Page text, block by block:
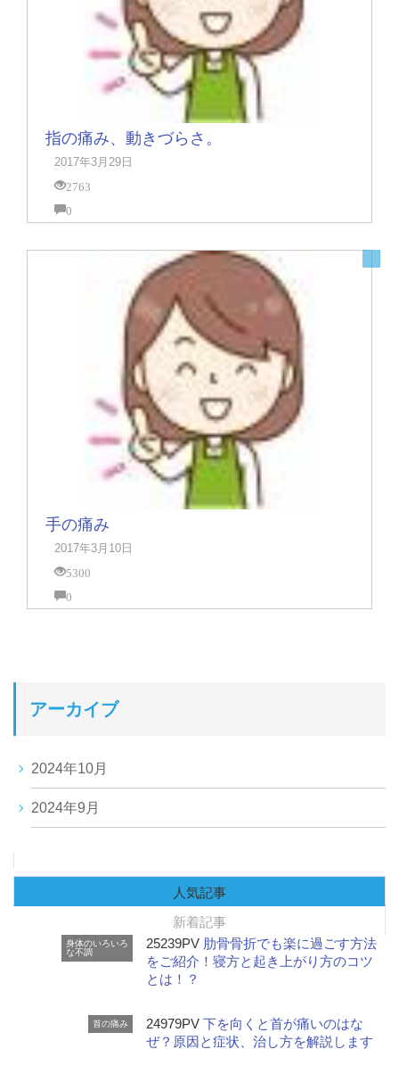
指の痛み、動きづらさ。
2017年3月29日
2763
0
手の痛み
2017年3月10日
5300
0
アーカイブ
2024年10月
2024年9月
人気記事
新着記事
身体のいろいろ
な不調
25239PV 肋骨骨折でも楽に過ごす方法
をご紹介！寝方と起き上がり方のコツ
とは！？
首の痛み 24979PV下を向くと首が痛いのはな
ぜ？原因と症状、治し方を解説します